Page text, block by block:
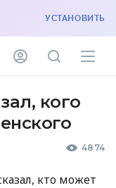
УСТАНОВИТЬ
кого
4874
кто может